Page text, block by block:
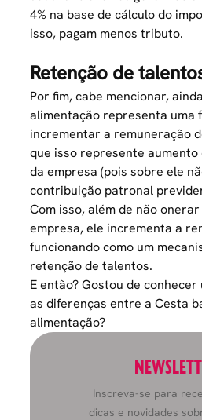
4% na base de cálculo do
isso, pagam menos tributo.
Retenção de
Por fim, cabe mencionar,
alimentação representa uma
incrementar a remuneração
que isso represente
da empresa (pois sobre ele
contribuição patronal
Com isso, além de não
empresa, ele incrementa a
funcionando como um
retenção de talentos.
E então? Gostou de
as diferenças entre a Cesta
alimentação?
Inscreva-se para
dicas e novidades